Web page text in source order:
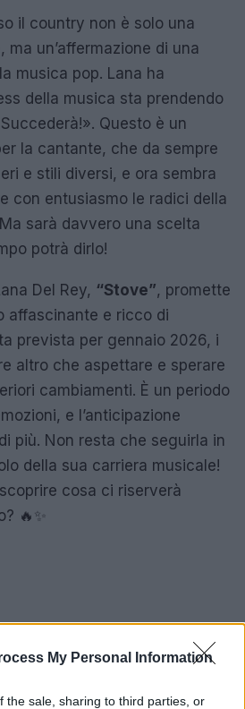
My Personal Information
the sale, sharing to third parties, or
il country non è solo una
ma un’affermazione di una
musica pop. Lana ha
della musica sta prendendo
Questo è un
la cantante, che da sempre
e stili diversi, e ora sembra
con entusiasmo le radici della
sarà davvero una scelta
potrà dirlo!
Del Rey, “Stove”, promette
affascinante e ricco di
prevista per gennaio 2026, i
altro che aspettare e sperare
cambiamenti. È un periodo
e l’anticipazione
più. Non resta che seguirla in
della sua carriera musicale!
cosa ci riserverà
🔥✨